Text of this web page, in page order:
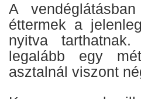
A
éttermek a
nyitva
legalább egy
asztalnál viszont